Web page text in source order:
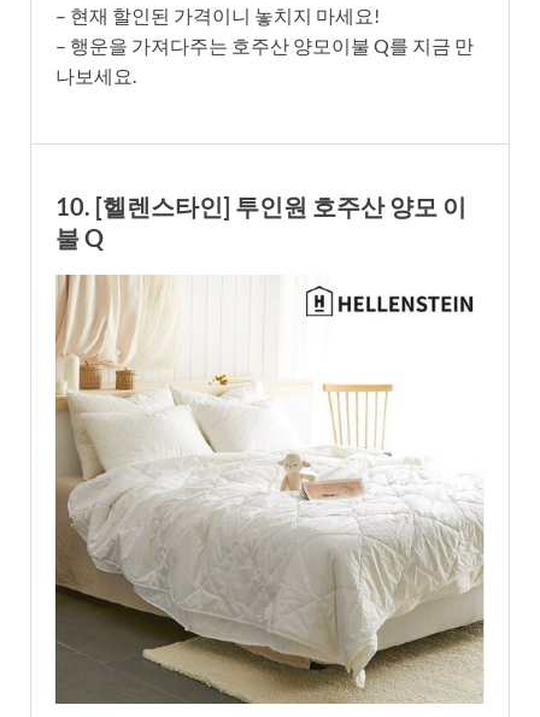
– 현재 할인된 가격이니 놓치지 마세요!
– 행운을 가져다주는 호주산 양모이불 Q를 지금 만
나보세요.
10. [헬렌스타인] 투인원 호주산 양모 이
불 Q